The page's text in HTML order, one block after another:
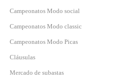
Campeonatos Modo social
Campeonatos Modo classic
Campeonatos Modo Picas
Cláusulas
Mercado de subastas